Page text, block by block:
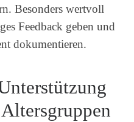
Besonders wertvoll
Feedback geben und
dokumentieren.